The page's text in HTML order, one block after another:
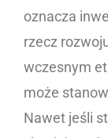
oznacza
rzecz
wczesnym
może
Nawet jeśli